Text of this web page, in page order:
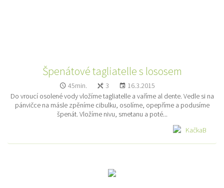
KačkaB
Špenátové tagliatelle s lososem
45min. 3
16.3.2015
Do vroucí osolené vody vložíme tagliatelle a vaříme al dente. Vedle si na
pánvičce na másle zpěníme cibulku, osolíme, opepříme a podusíme
špenát. Vložíme nivu, smetanu a poté...